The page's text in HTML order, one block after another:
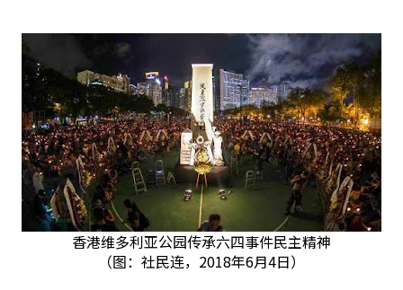
o
n
香港维多利亚公园传承六四事件民主精神
（图：社民连，2018年6月4日）